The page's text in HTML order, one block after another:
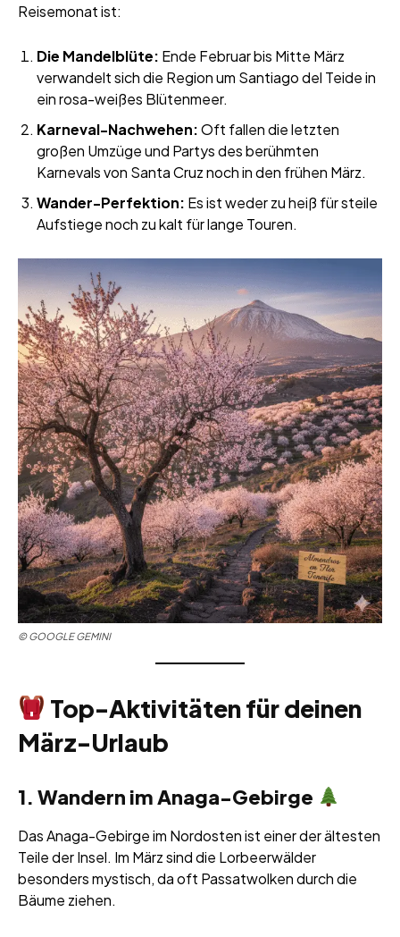
Reisemonat ist:
Die Mandelblüte: Ende Februar bis Mitte März
verwandelt sich die Region um Santiago del Teide in
ein rosa-weißes Blütenmeer.
Karneval-Nachwehen:Oft fallen die letzten
großen Umzüge und Partys des berühmten
Karnevals von Santa Cruz noch in den frühen März.
Wander-Perfektion: Es ist weder zu heiß für steile
Aufstiege noch zu kalt für lange Touren.
©GOOGLE GEMINI
Top-Aktivitäten für deinen
März-Urlaub
1. Wandern im Anaga-Gebirge
Das Anaga-Gebirge im Nordosten ist einer der ältesten
Teile der Insel. Im März sind die Lorbeerwälder
besonders mystisch, da oft Passatwolken durch die
Bäume ziehen.